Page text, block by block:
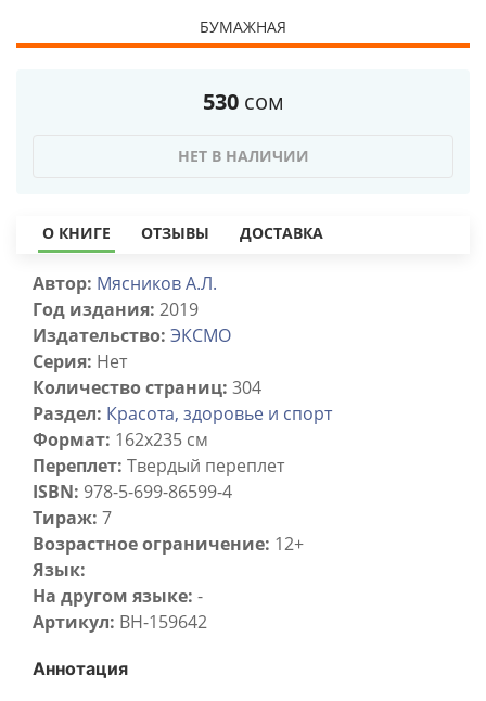
БУМАЖНАЯ
530 сом
НЕТ В НАЛИЧИИ
О КНИГЕ ОТЗЫВЫ ДОСТАВКА
Автор: Мясников А.Л.
Год издания: 2019
Издательство: ЭКСМО
Серия: Нет
Количество страниц: 304
Раздел: Красота, здоровье и спорт
Формат: 162x235 см
Переплет: Твердый переплет
ISBN: 978-5-699-86599-4
Тираж: 7
Возрастное ограничение: 12+
Язык:
На другом языке: -
Артикул: BH-159642
Аннотация